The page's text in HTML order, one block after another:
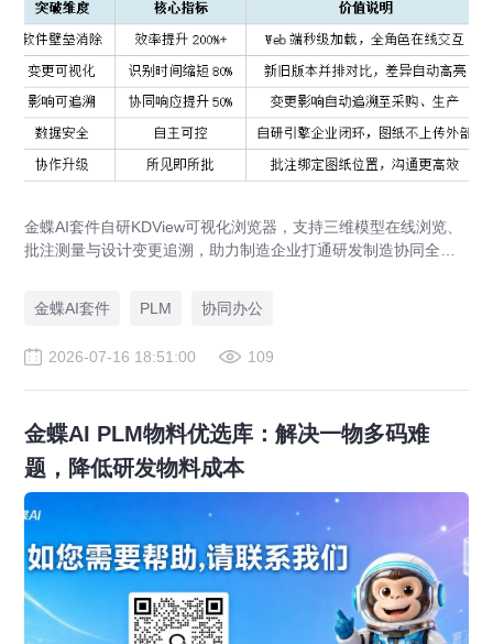
金蝶AI套件自研KDView可视化浏览器，支持三维模型在线浏览、
批注测量与设计变更追溯，助力制造企业打通研发制造协同全链
金蝶AI套件
PLM 协同办公
2026-07-16 18:51:00 109
金蝶AI PLM物料优选库：解决一物多码难
题，降低研发物料成本